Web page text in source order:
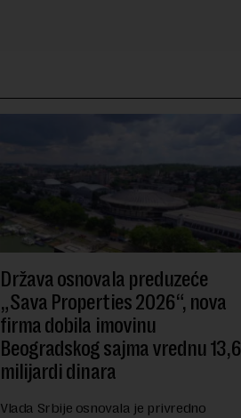
Država osnovala preduzeće
„Sava Properties 2026“, nova
firma dobila imovinu
Beogradskog sajma vrednu 13,6
milijardi dinara
Vlada Srbije osnovala je privredno